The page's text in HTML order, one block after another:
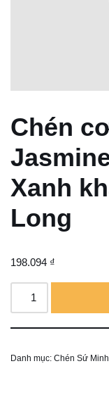
Chén
Xanh
Long
198.094 ₫
Danh mục: Chén Sứ